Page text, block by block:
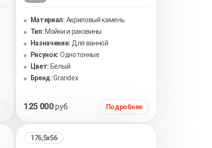
Материал: Акриловый камень
Тип:Мойки и раковины
Назначение: Для ванной
Рисунок: Однотонные
Цвет: Белый
Бренд: Grandex
125 000руб. Подробнее
176,5х56